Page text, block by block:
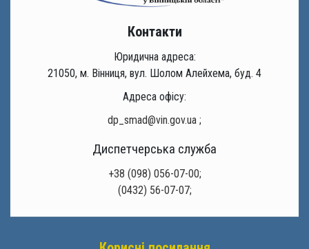
Контакти
Юридична адреса:
21050, м. Вінниця, вул. Шолом Алейхема, буд. 4
Адреса офісу:
dp_smad@vin.gov.ua ;
Диспетчерська служба
+38 (098) 056-07-00;
(0432) 56-07-07;